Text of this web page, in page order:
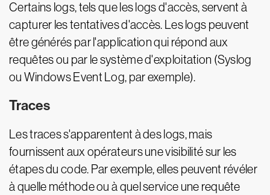
Certains logs, tels que les logs d'accès, servent à
capturer les tentatives d'accès. Les logs peuvent
être générés par l'application qui répond aux
requêtes ou par le système d'exploitation (Syslog
ou Windows Event Log, par exemple).
Traces
Les traces s'apparentent à des logs, mais
fournissent aux opérateurs une visibilité sur les
étapes du code. Par exemple, elles peuvent révéler
à quelle méthode ou à quel service une requête